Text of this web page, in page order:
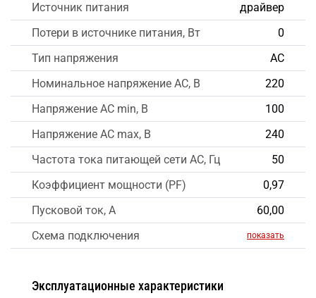
Источник питания
драйвер
Потери в источнике питания, Вт
0
Тип напряжения
AC
Номинальное напряжение AC, В
220
Напряжение AC min, В
100
Напряжение AC max, В
240
Частота тока питающей сети AC, Гц
50
Коэффициент мощности (PF)
0,97
Пусковой ток, А
60,00
Схема подключения
показать
Эксплуатационные характеристики